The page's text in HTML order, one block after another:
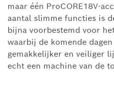
maar één ProCORE18V-
aantal slimme functies is
bijna voorbestemd voor
waarbij de komende
gemakkelijker en veiliger
echt een machine van de